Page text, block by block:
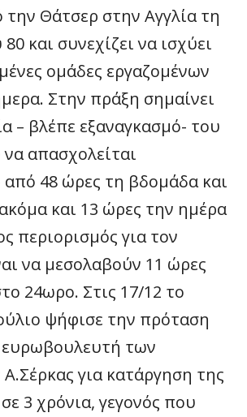
την Θάτσερ στην Αγγλία τη
και συνεχίζει να ισχύει
ομάδες εργαζομένων
Στην πράξη σημαίνει
– βλέπε εξαναγκασμό- του
απασχολείται
από 48 ώρες τη βδομάδα και
και 13 ώρες την ημέρα
περιορισμός για τον
να μεσολαβούν 11 ώρες
24ωρο. Στις 17/12 το
ψήφισε την πρόταση
των
για κατάργηση της
3 χρόνια, γεγονός που